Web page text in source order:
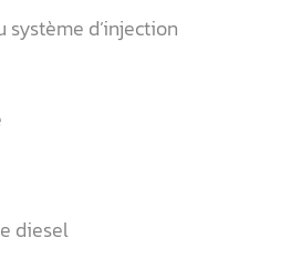
système d’injection
diesel